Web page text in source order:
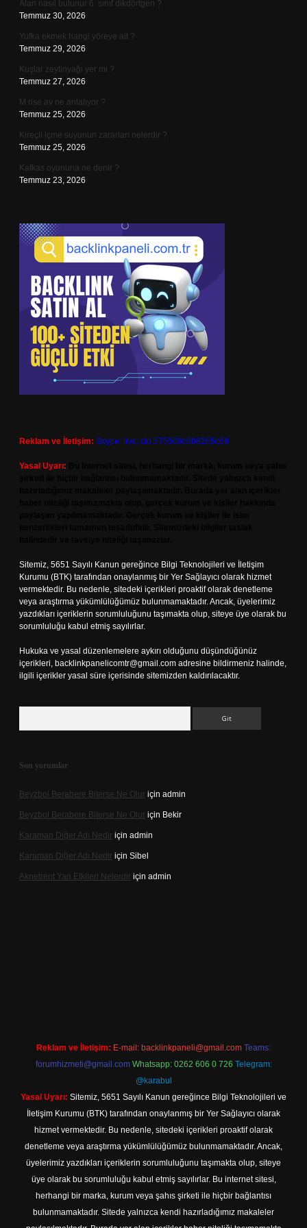
Alan nasıl bulunur 6. sınıf dikdörtgen ?
Temmuz 30, 2026
Yufka ekmek hangi yöreye ait ?
Temmuz 29, 2026
Kuşlar zeytinyağı yer mi ?
Temmuz 27, 2026
M rise av ne anlatıyor ?
Temmuz 25, 2026
Kireçli içme suyunun zararları nelerdir ?
Temmuz 25, 2026
Kafkas oyununa ne denir ?
Temmuz 23, 2026
Reklam ve İletişim: Skype: live:.cid.575569c608265c69
Yasal Uyarı:
Sitemiz, 5651 Sayılı Kanun gereğince Bilgi Teknolojileri ve İletişim
Kurumu (BTK) tarafından onaylanmış bir Yer Sağlayıcı olarak hizmet
vermektedir. Bu nedenle, sitedeki içerikleri proaktif olarak denetleme
veya araştırma yükümlülüğümüz bulunmamaktadır. Ancak, üyelerimiz
yazdıkları içeriklerin sorumluluğunu taşımakta olup, siteye üye olarak bu
sorumluluğu kabul etmiş sayılırlar.
Hukuka ve yasal düzenlemelere aykırı olduğunu düşündüğünüz
içerikleri, backlinkpanelicomtr@gmail.com adresine bildirmeniz halinde,
ilgili içerikler yasal süre içerisinde sitemizden kaldırılacaktır.
Son yorumlar
Beyzbol Berabere Biterse Ne Olur için admin
Beyzbol Berabere Biterse Ne Olur için Bekir
Karaman Diğer Adı Nedir için admin
Karaman Diğer Adı Nedir için Sibel
Aknetrent Yan Etkileri Nelerdir için admin
Reklam ve İletişim: E-mail: backlinkpaneli@gmail.com Teams:
forumhizmeti@gmail.com Whatsapp: 0262 606 0 726 Telegram:
@karabul
Yasal Uyarı: Sitemiz, 5651 Sayılı Kanun gereğince Bilgi Teknolojileri ve
İletişim Kurumu (BTK) tarafından onaylanmış bir Yer Sağlayıcı olarak
hizmet vermektedir. Bu nedenle, sitedeki içerikleri proaktif olarak
denetleme veya araştırma yükümlülüğümüz bulunmamaktadır. Ancak,
üyelerimiz yazdıkları içeriklerin sorumluluğunu taşımakta olup, siteye
üye olarak bu sorumluluğu kabul etmiş sayılırlar. Bu internet sitesi,
herhangi bir marka, kurum veya şahıs şirketi ile hiçbir bağlantısı
bulunmamaktadır. Sitede yalnızca kendi hazırladığımız makaleler